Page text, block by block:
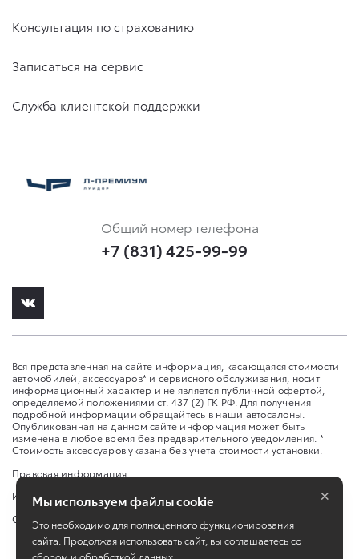
Консультация по страхованию
Записаться на сервис
Служба клиентской поддержки
Общий номер телефона
+7 (831) 425-99-99
Вся представленная на сайте информация, касающаяся стоимости
автомобилей, аксессуаров* и сервисного обслуживания, носит
информационный характер и не является публичной офертой,
определяемой положениями ст. 437 (2) ГК РФ. Для получения
подробной информации обращайтесь в наши автосалоны.
Опубликованная на данном сайте информация может быть
изменена в любое время без предварительного уведомления. *
Стоимость аксессуаров указана без учета стоимости установки.
Правовая информация
Изменить настройку cookies
Сбросить cookie
Мы используем файлы cookie
Это необходимо для полноценного функционирования
сайта. Продолжая использовать сайт, вы соглашаетесь со
сбором и обработкой данных.
×